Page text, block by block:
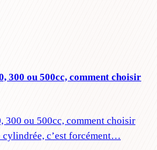
300 ou 500cc, comment choisir
300 ou 500cc, comment choisir
cylindrée, c’est forcément…